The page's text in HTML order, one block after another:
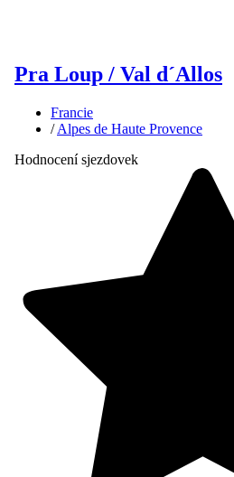
Pra Loup / Val d´Allos
Francie
/Alpes de Haute Provence
Hodnocení sjezdovek